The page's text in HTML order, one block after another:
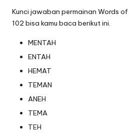
Kunci jawaban permainan Words
102 bisa kamu baca berikut ini.
MENTAH
ENTAH
HEMAT
TEMAN
ANEH
TEMA
TEH